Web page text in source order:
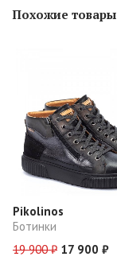
Похожие товары
Pikolinos
Ботинки
19 900 ₽ 17 900 ₽